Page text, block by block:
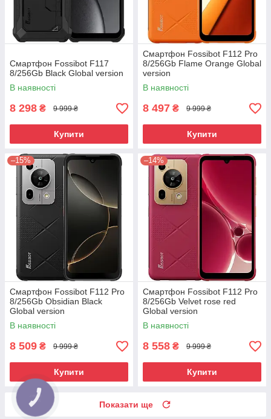
Смартфон Fossibot F117
8/256Gb Black Global version
В наявності
8 298 ₴ 9 999 ₴
Купити
Смартфон Fossibot F112 Pro
8/256Gb Flame Orange Global
version
В наявності
8 497 ₴ 9 999 ₴
Купити
–15%
Смартфон Fossibot F112 Pro
8/256Gb Obsidian Black
Global version
В наявності
8 509 ₴ 9 999 ₴
Купити
–14%
Смартфон Fossibot F112 Pro
8/256Gb Velvet rose red
Global version
В наявності
8 558 ₴ 9 999 ₴
Купити
Показати ще